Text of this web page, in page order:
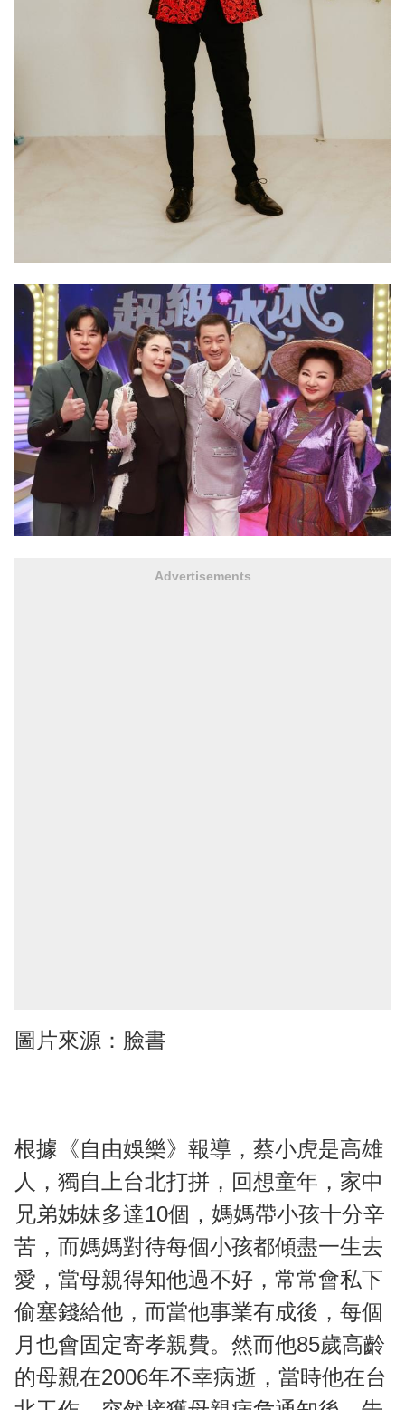
Advertisements
圖片來源：臉書
根據《自由娛樂》報導，蔡小虎是高雄
人，獨自上台北打拼，回想童年，家中
兄弟姊妹多達10個，媽媽帶小孩十分辛
苦，而媽媽對待每個小孩都傾盡一生去
愛，當母親得知他過不好，常常會私下
偷塞錢給他，而當他事業有成後，每個
月也會固定寄孝親費。然而他85歲高齡
的母親在2006年不幸病逝，當時他在台